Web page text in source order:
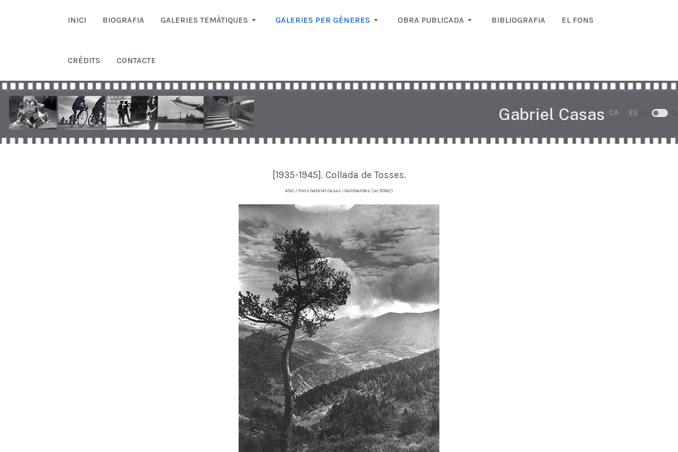
INICI BIOGRAFIA GALERIES TEMÀTIQUES GALERIES PER GÈNERES OBRA PUBLICADA BIBLIOGRAFIA EL FONS
CRÈDITS CONTACTE
Gabriel Casas Seleccioni el seu
CA ES
[1935-1945]. Collada de Tosses.
ANC / Fons Gabriel Casas i Galobardes (uc 8362)